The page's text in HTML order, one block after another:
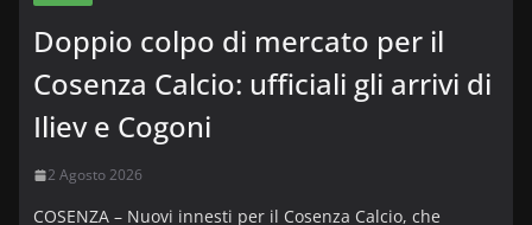
Doppio colpo di mercato per il
Cosenza Calcio: ufficiali gli arrivi di
Iliev e Cogoni
2 Agosto 2026
COSENZA – Nuovi innesti per il Cosenza Calcio, che